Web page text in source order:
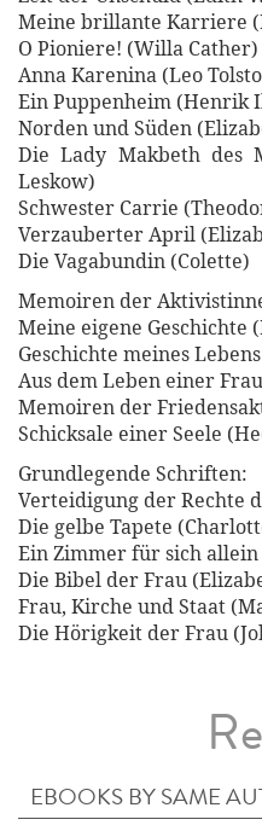
Meine brillante Karriere
O Pioniere! (Willa Cather)
Anna Karenina (Leo
Ein Puppenheim (Henrik
Norden und Süden
Die Lady Makbeth des
Leskow)
Schwester Carrie
Verzauberter April
Die Vagabundin (Colette)
Memoiren der
Meine eigene Geschichte
Geschichte meines
Aus dem Leben einer
Memoiren der
Schicksale einer Seele
Grundlegende Schriften:
Verteidigung der Rechte
Die gelbe Tapete
Ein Zimmer für sich
Die Bibel der Frau
Frau, Kirche und Staat
Die Hörigkeit der Frau
EBOOKS BY SAME